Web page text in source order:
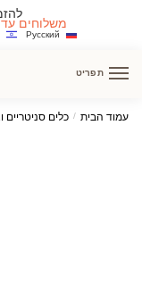
משלוחים
Русский
תפריט
עמוד הבית / כלים סניטריים